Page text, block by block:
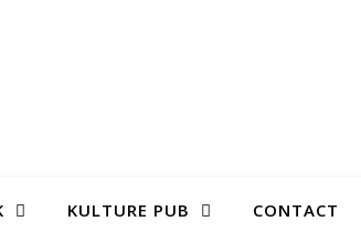
KULTURE PUB CONTACT